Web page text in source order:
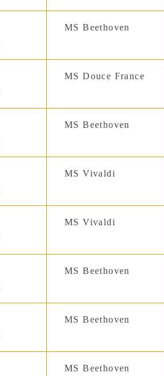
MS Beethoven
MS Douce France
MS Beethoven
MS Vivaldi
MS Vivaldi
MS Beethoven
MS Beethoven
MS Beethoven